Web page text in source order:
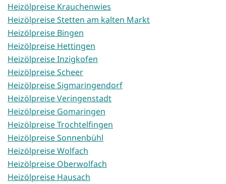
Heizölpreise Krauchenwies
Heizölpreise Stetten am kalten Markt
Heizölpreise Bingen
Heizölpreise Hettingen
Heizölpreise Inzigkofen
Heizölpreise Scheer
Heizölpreise Sigmaringendorf
Heizölpreise Veringenstadt
Heizölpreise Gomaringen
Heizölpreise Trochtelfingen
Heizölpreise Sonnenbühl
Heizölpreise Wolfach
Heizölpreise Oberwolfach
Heizölpreise Hausach